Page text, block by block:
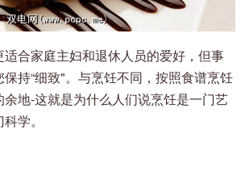
合家庭主妇和退休人员的爱好，但事
持“细致"。与烹饪不同，按照食谱烹饪
地-这就是为什么人们说烹饪是一门艺
学。